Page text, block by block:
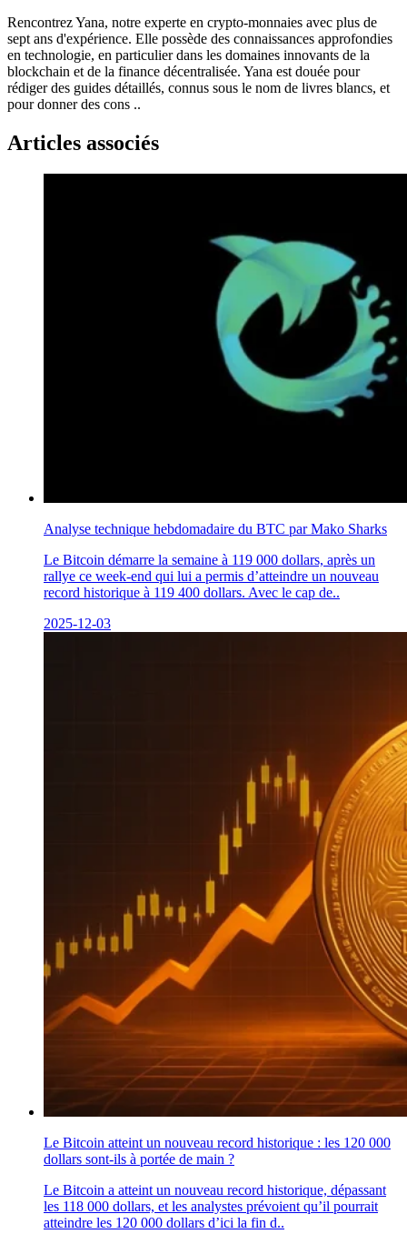
Rencontrez Yana, notre experte en crypto-monnaies avec plus de
sept ans d'expérience. Elle possède des connaissances approfondies
en technologie, en particulier dans les domaines innovants de la
blockchain et de la finance décentralisée. Yana est douée pour
rédiger des guides détaillés, connus sous le nom de livres blancs, et
pour donner des cons ..
Articles associés
Analyse technique hebdomadaire du BTC par Mako Sharks
Le Bitcoin démarre la semaine à 119 000 dollars, après un
rallye ce week-end qui lui a permis d’atteindre un nouveau
record historique à 119 400 dollars. Avec le cap de..
2025-12-03
Le Bitcoin atteint un nouveau record historique : les 120 000
dollars sont-ils à portée de main ?
Le Bitcoin a atteint un nouveau record historique, dépassant
les 118 000 dollars, et les analystes prévoient qu’il pourrait
atteindre les 120 000 dollars d’ici la fin d..